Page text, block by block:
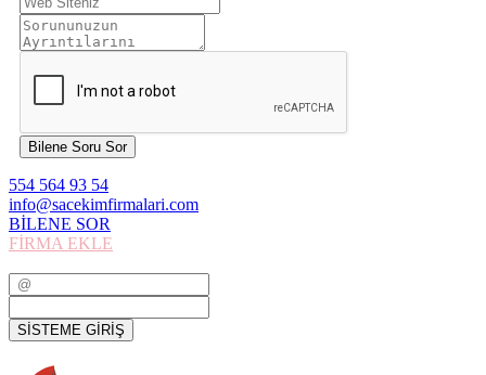
Bilene Soru Sor
554 564 93 54
info@sacekimfirmalari.com
BİLENE SOR
FİRMA EKLE
SİSTEME GİRİŞ